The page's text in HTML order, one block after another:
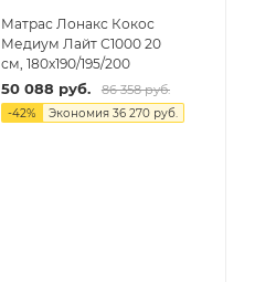
Матрас Лонакс Кокос
Медиум Лайт С1000 20
см, 180х190/195/200
50 088 руб. 86 358руб.
-42% Экономия 36 270руб.